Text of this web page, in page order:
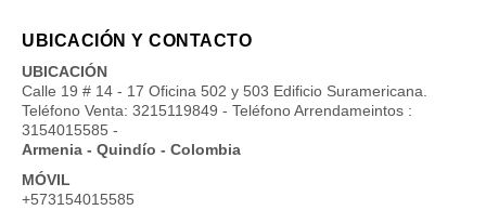
UBICACIÓN Y CONTACTO
UBICACIÓN
Calle 19 # 14 - 17 Oficina 502 y 503 Edificio Suramericana.
Teléfono Venta: 3215119849 - Teléfono Arrendameintos :
3154015585 -
Armenia - Quindío - Colombia
MÓVIL
+573154015585